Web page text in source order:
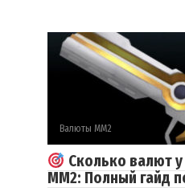
Валюты ММ2
Сколько валют
ММ2: Полный гайд